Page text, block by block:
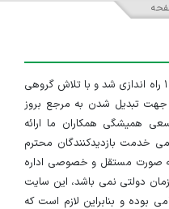
سایت ایران استخدام در تاریخ ۱۳۹۱/۱/۱۰ راه اندازی شد و با تلاش گروهی
جهت تبدیل شدن به مرجع بروز
همیشگی همکاران ما ارائه
خدمت بازدیدکنندگان محترم
صورت مستقل و خصوصی اداره
دولتی نمی باشد، این سایت
بوده و بنابراین لازم است که